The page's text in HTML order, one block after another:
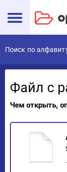
Поиск по
Файл с
Чем открыть,